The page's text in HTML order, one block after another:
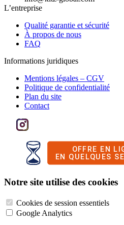
L’entreprise
Qualité garantie et sécurité
À propos de nous
FAQ
Informations juridiques
Mentions légales – CGV
Politique de confidentialité
Plan du site
Contact
Notre site utilise des cookies
Cookies de session essentiels
Google Analytics